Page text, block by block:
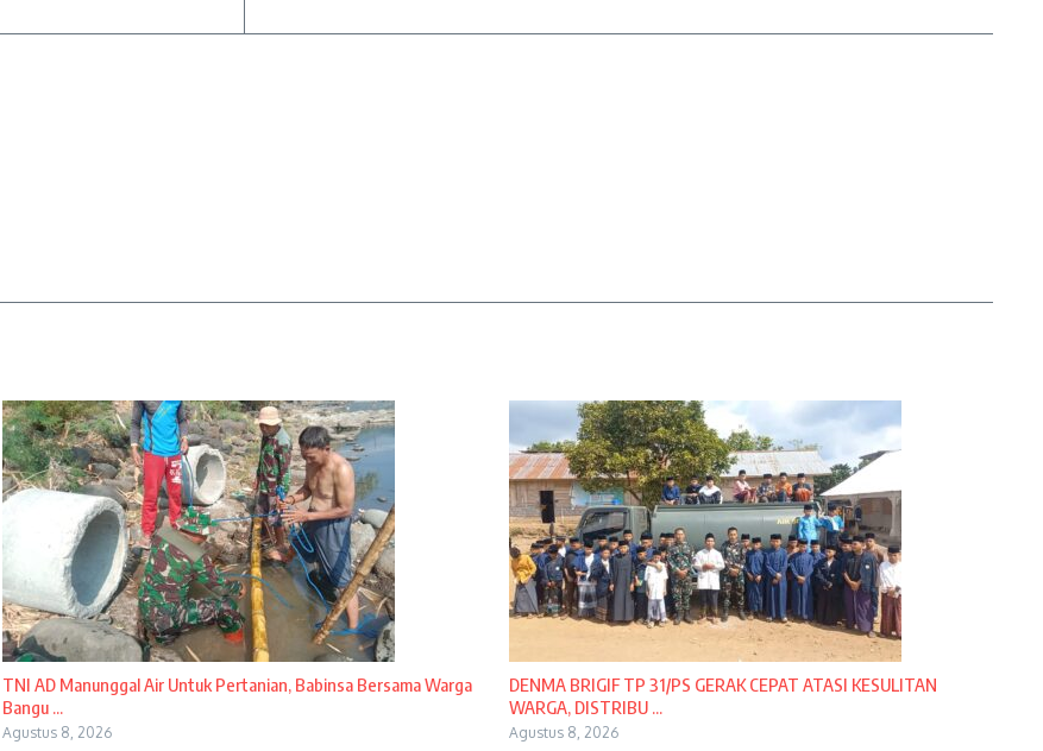
TNI AD Manunggal Air Untuk Pertanian, Babinsa Bersama Warga
Bangu ...
Agustus 8, 2026
DENMA BRIGIF TP 31/PS GERAK CEPAT ATASI KESULITAN
WARGA, DISTRIBU ...
Agustus 8, 2026